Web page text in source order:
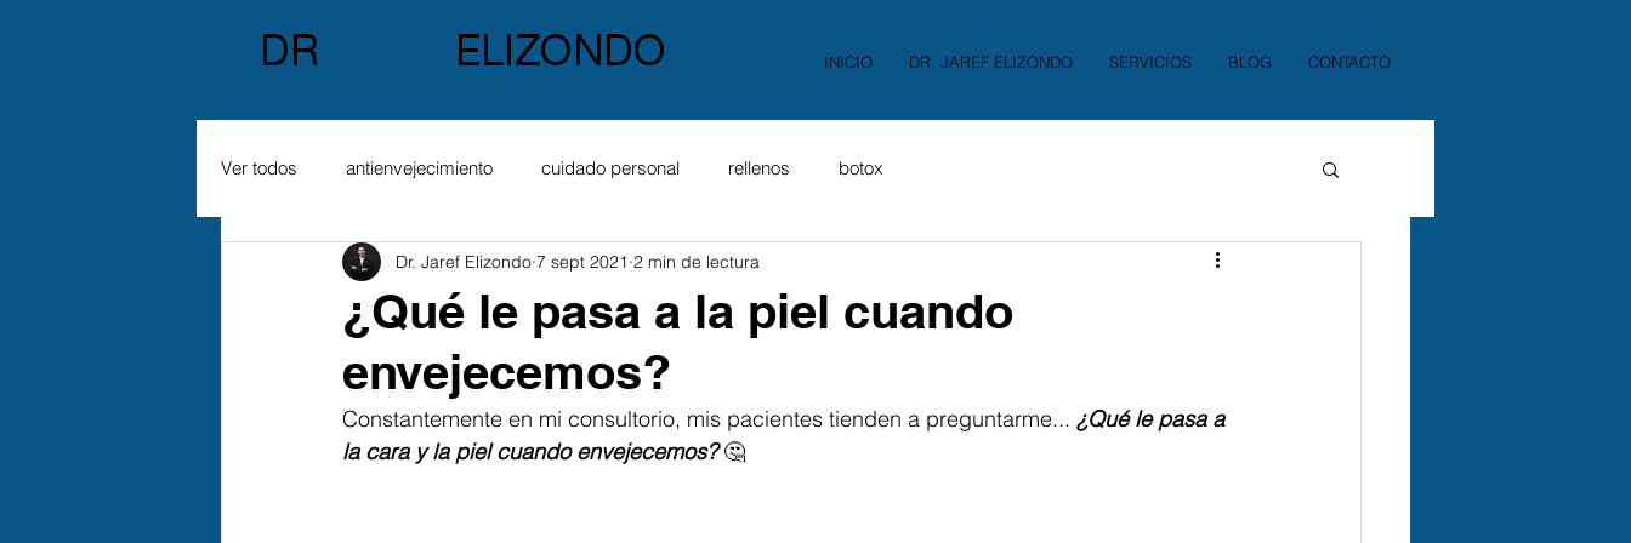
INICIO DR. JAREF ELIZONDO SERVICIOS BLOG CONTACTO
Ver todos antienvejecimiento cuidado personal rellenos botox
¿Qué le pasa a la piel cuando
envejecemos?
Dr. Jaref Elizondo 7 sept 2021 2 min de lectura
Constantemente en mi consultorio, mis pacientes tienden a preguntarme... ¿Qué le pasa a
la cara y la piel cuando envejecemos? 🤔⁣